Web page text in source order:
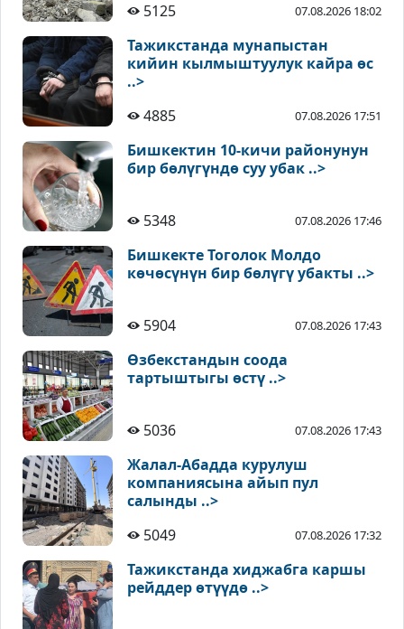
5125 07.08.2026 18:02
Тажикстанда мунапыстан
кийин кылмыштуулук кайра өс
..>
4885
07.08.2026 17:51
Бишкектин 10-кичи районунун
бир бөлүгүндө суу убак ..>
5348 07.08.2026 17:46
Бишкекте Тоголок Молдо
көчөсүнүн бир бөлүгү убакты ..>
5904 07.08.2026 17:43
Өзбекстандын соода
тартыштыгы өстү ..>
5036 07.08.2026 17:43
Жалал-Абадда курулуш
компаниясына айып пул
салынды ..>
5049
07.08.2026 17:32
Тажикстанда хиджабга каршы
рейддер өтүүдө ..>